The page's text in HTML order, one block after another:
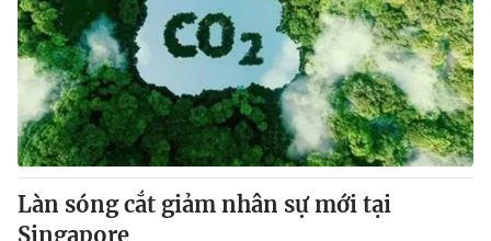
Làn sóng cắt giảm nhân sự mới tại
Singapore